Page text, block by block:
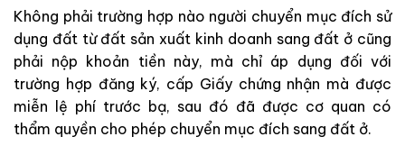
Không phải trường hợp nào người chuyển mục đích sử
dụng đất từ đất sản xuất kinh doanh sang đất ở cũng
phải nộp khoản tiền này, mà chỉ áp dụng đối với
trường hợp đăng ký, cấp Giấy chứng nhận mà được
miễn lệ phí trước bạ, sau đó đã được cơ quan có
thẩm quyền cho phép chuyển mục đích sang đất ở.